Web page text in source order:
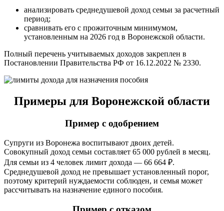
анализировать среднедушевой доход семьи за расчетный
период;
сравнивать его с прожиточным минимумом,
установленным на 2026 год в Воронежской области.
Полный перечень учитываемых доходов закреплен в
Постановлении Правительства РФ от 16.12.2022 № 2330.
Примеры для Воронежской области
Пример с одобрением
Супруги из Воронежа воспитывают двоих детей.
Совокупный доход семьи составляет 65 000 рублей в месяц.
Для семьи из 4 человек лимит дохода — 66 664 ₽.
Среднедушевой доход не превышает установленный порог,
поэтому критерий нуждаемости соблюден, и семья может
рассчитывать на назначение единого пособия.